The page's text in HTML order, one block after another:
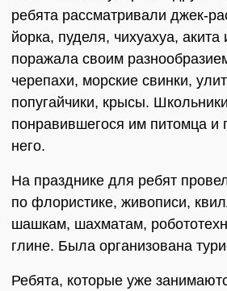
ребята рассматривали джек-
йорка, пуделя, чихуахуа, акита
поражала своим
черепахи, морские свинки,
попугайчики, крысы.
понравившегося им питомца и
него.
На празднике для ребят
по флористике, живописи,
шашкам, шахматам,
глине. Была организована
Ребята, которые уже